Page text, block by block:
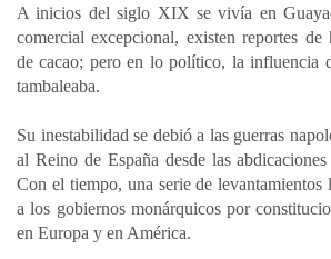
p
p
o
k
I
n
t
i
A inicios del siglo XIX se vivía en
comercial excepcional, existen reportes de
de cacao; pero en lo político, la influencia
tambaleaba.
Su inestabilidad se debió a las guerras
al Reino de España desde las
Con el tiempo, una serie de levantamientos
a los gobiernos monárquicos por
en Europa y en América.